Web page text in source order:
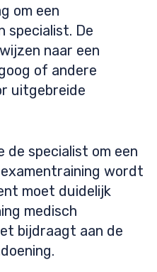
om een
specialist. De
naar een
of andere
uitgebreide
de specialist om een
wordt
moet duidelijk
medisch
bijdraagt aan de